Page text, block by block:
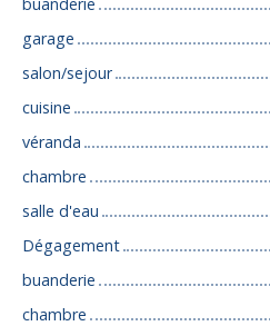
buanderie
garage
salon/sejour
cuisine
véranda
chambre
salle d'eau
Dégagement
buanderie
chambre